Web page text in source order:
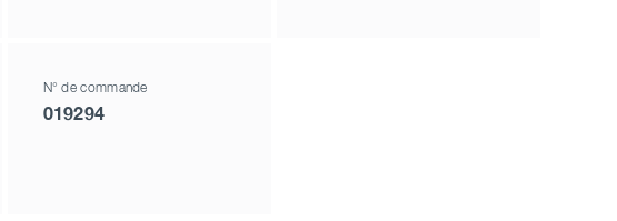
N° de commande
019294